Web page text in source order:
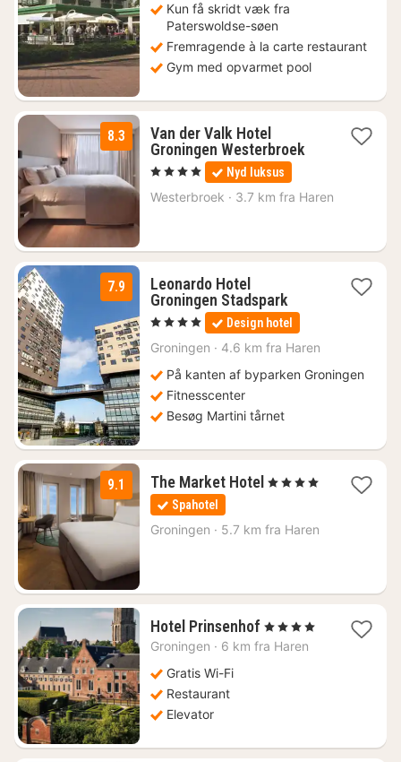
Kun få skridt væk fra
Paterswoldse-søen
Fremragende à la carte restaurant
Gym med opvarmet pool
8.3
Van der Valk Hotel
Groningen Westerbroek1
556
, 4 Stjerner Nyd luksus
Westerbroek · 3.7 km fra Haren
7.9
Leonardo Hotel
Groningen Stadspark1
nat
fra
673
, 4 Stjerner Design hotel
Groningen · 4.6 km fra Haren
På kanten af byparken Groningen
Fitnesscenter
Besøg Martini tårnet
9.1 The Market Hotel 1
1193
, 4 Stjerner
Spahotel
Groningen · 5.7 km fra Haren
Hotel Prinsenhof 1
nat
, 4 Stjerner
Groningen · 6 km fra Haren
Gratis Wi-Fi
Restaurant
Elevator